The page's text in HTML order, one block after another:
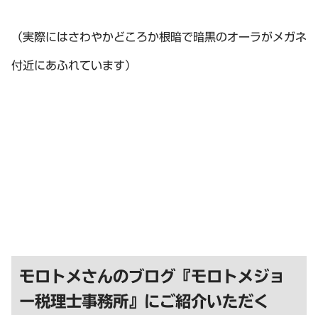
（実際にはさわやかどころか根暗で暗黒のオーラがメガネ
付近にあふれています）
モロトメさんのブログ『モロトメジョ
ー税理士事務所』にご紹介いただく